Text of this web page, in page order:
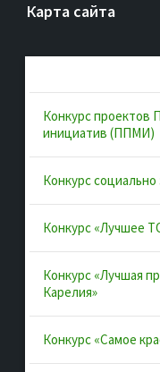
Карта сайта
Об ассоциации
Документы
Муниципальные
Конкурсы и лучшие
Контакты
Полезные ссылки
Интернет-портал
Конкурс проектов
инициатив (ППМИ)
Конкурс
Конкурс «Лучшее
Конкурс «Лучшая
Карелия»
Конкурс «Самое